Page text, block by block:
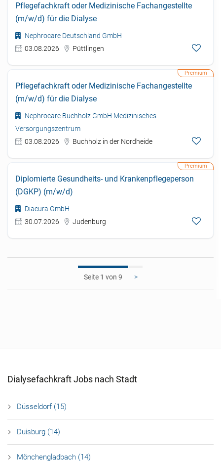
Pflegefachkraft oder Medizinische Fachangestellte
(m/w/d) für die Dialyse
Nephrocare Deutschland GmbH
03.08.2026
Püttlingen
Pflegefachkraft oder Medizinische Fachangestellte
(m/w/d) für die Dialyse
Nephrocare Buchholz GmbH Medizinisches
Versorgungszentrum
03.08.2026
Buchholz in der Nordheide
Diplomierte Gesundheits- und Krankenpflegeperson
(DGKP) (m/w/d)
Diacura GmbH
30.07.2026
Judenburg
1 >
Dialysefachkraft Jobs nach Stadt
Düsseldorf (15)
Duisburg (14)
Mönchengladbach (14)